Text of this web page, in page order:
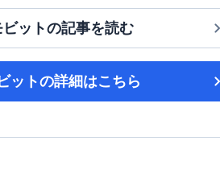
ットの記事を読む
ットの詳細はこちら